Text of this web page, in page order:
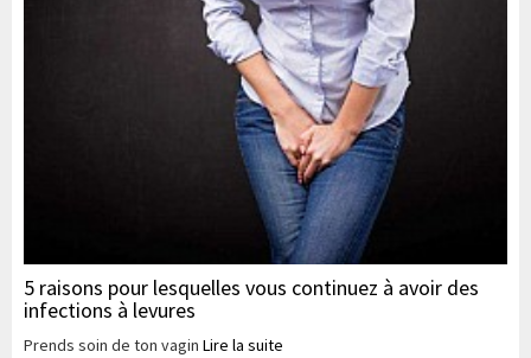
5 raisons pour lesquelles vous continuez à avoir des
infections à levures
Prends soin de ton vagin Lire la suite